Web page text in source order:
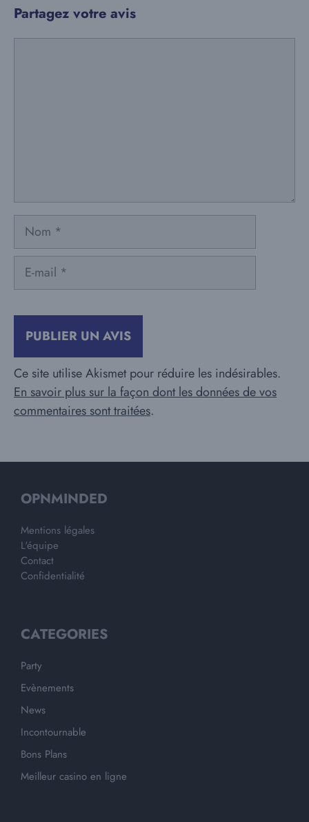
Partagez votre avis
Nom
mail
Ce site utilise Akismet pour réduire les indésirables.
En savoir plus sur la façon dont les données de vos
commentaires sont traitées.
OPNMINDED
Mentions légales
L'équipe
Contact
Confidentialité
CATEGORIES
Party
Evènements
News
Incontournable
Bons Plans
Meilleur casino en ligne